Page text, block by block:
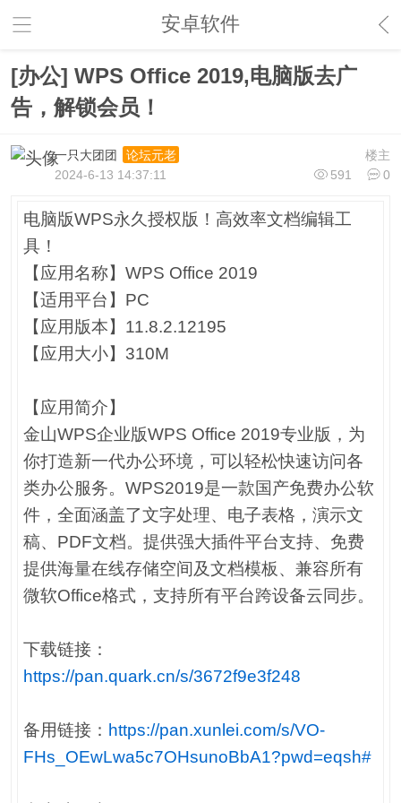
安卓软件
[办公] WPS Office 2019,电脑版去广
告，解锁会员！
楼主
一只大团团
论坛元老
591
0
2024-6-13 14:37:11
电脑版WPS永久授权版！高效率文档编辑工
具！
【应用名称】WPS Office 2019
【适用平台】PC
【应用版本】11.8.2.12195
【应用大小】310M
【应用简介】
金山WPS企业版WPS Office 2019专业版，为
你打造新一代办公环境，可以轻松快速访问各
类办公服务。WPS2019是一款国产免费办公软
件，全面涵盖了文字处理、电子表格，演示文
稿、PDF文档。提供强大插件平台支持、免费
提供海量在线存储空间及文档模板、兼容所有
微软Office格式，支持所有平台跨设备云同步。
下载链接：
https://pan.quark.cn/s/3672f9e3f248
备用链接： https://pan.xunlei.com/s/VO-
FHs_OEwLwa5c7OHsunoBbA1?pwd=eqsh#